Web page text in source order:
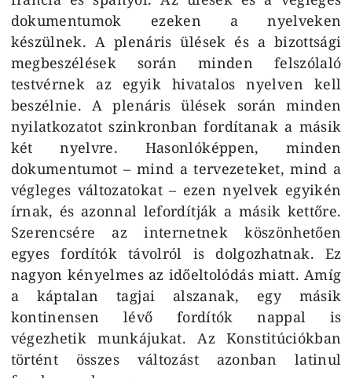
dokumentumok ezeken a nyelveken
készülnek. A plenáris ülések és a bizottsági
megbeszélések során minden felszólaló
testvérnek az egyik hivatalos nyelven kell
beszélnie. A plenáris ülések során minden
nyilatkozatot szinkronban fordítanak a másik
két nyelvre. Hasonlóképpen, minden
dokumentumot – mind a tervezeteket, mind a
végleges változatokat – ezen nyelvek egyikén
írnak, és azonnal lefordítják a másik kettőre.
Szerencsére az internetnek köszönhetően
egyes fordítók távolról is dolgozhatnak. Ez
nagyon kényelmes az időeltolódás miatt. Amíg
a káptalan tagjai alszanak, egy másik
kontinensen lévő fordítók nappal is
végezhetik munkájukat. Az Konstitúciókban
történt összes változást azonban latinul